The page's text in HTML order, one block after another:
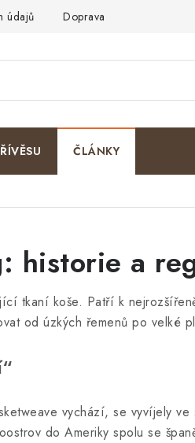
údajů Doprava a platby
ČLÁNKY
historie a
tkaní koše. Patří k
od úzkých řemenů po velké
vychází, se vyvíjely
do Ameriky spolu se